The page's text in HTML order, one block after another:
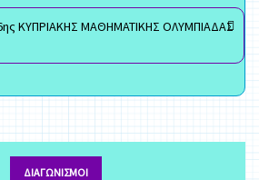
ΚΥΠΡΙΑΚΗΣ ΜΑΘΗΜΑΤΙΚΗΣ ΟΛΥΜΠΙΑΔΑΣ
ΔΙΑΓΩΝΙΣΜΟΊ